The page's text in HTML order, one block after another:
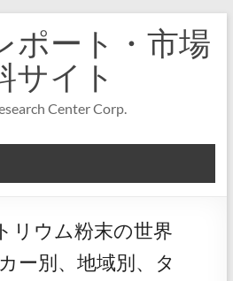
ポート・市場
サイト
Center Corp.
リウム粉末の世界
ー別、地域別、タ